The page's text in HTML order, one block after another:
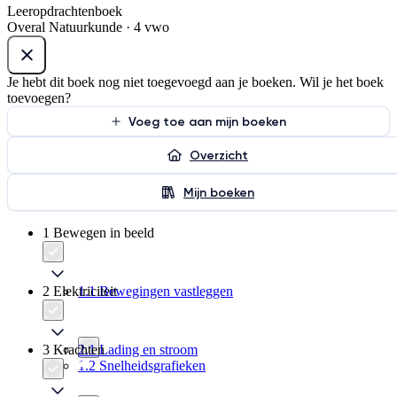
Leeropdrachtenboek
Overal Natuurkunde · 4 vwo
Je hebt dit boek nog niet toegevoegd aan je boeken. Wil je het boek
toevoegen?
Voeg toe aan mijn boeken
Overzicht
Mijn boeken
1 Bewegen in beeld
1.1 Bewegingen vastleggen
1.2 Snelheidsgrafieken
2 Elektriciteit
2.1 Lading en stroom
3 Krachten